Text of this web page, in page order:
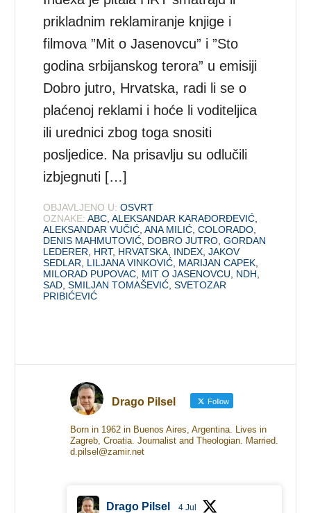
prikladnim reklamiranje knjige i
filmova ”Mit o Jasenovcu” i ”Sto
godina srbijanskog terora” u emisiji
Dobro jutro, Hrvatska, radi li se o
plaćenoj reklami i hoće li voditeljica
ili urednici zbog toga snositi
posljedice. Na prisavlju su odlučili
izbjegnuti […]
OBJAVLJENO U: OSVRT
OZNAKE: ABC ,ALEKSANDAR KARAĐORĐEVIĆ
ALEKSANDAR VUČIĆ ,ANA MILIĆ ,COLORADO
DENIS MAHMUTOVIĆ DOBRO JUTRO ,GORDAN
LEDERER
HRT, HRVATSKA INDEX ,JAKOV
SEDLAR
LILJANA VINKOVIĆ MARIJAN CAPEK
MILORAD PUPOVAC MIT O JASENOVCU NDH
SAD ,SMILJAN TOMAŠEVIĆ ,SVETOZAR
PRIBIĆEVIĆ
Drago Pilsel Follow
Born in 1962 in Buenos Aires, Argentina. Lives in
Zagreb, Croatia. Journalist and Theologian. Married.
d.pilsel@zamir.net
Drago Pilsel 4 Jul